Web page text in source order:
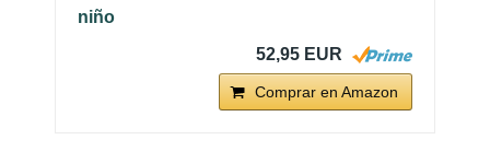
niño
52,95 EUR
Comprar en Amazon